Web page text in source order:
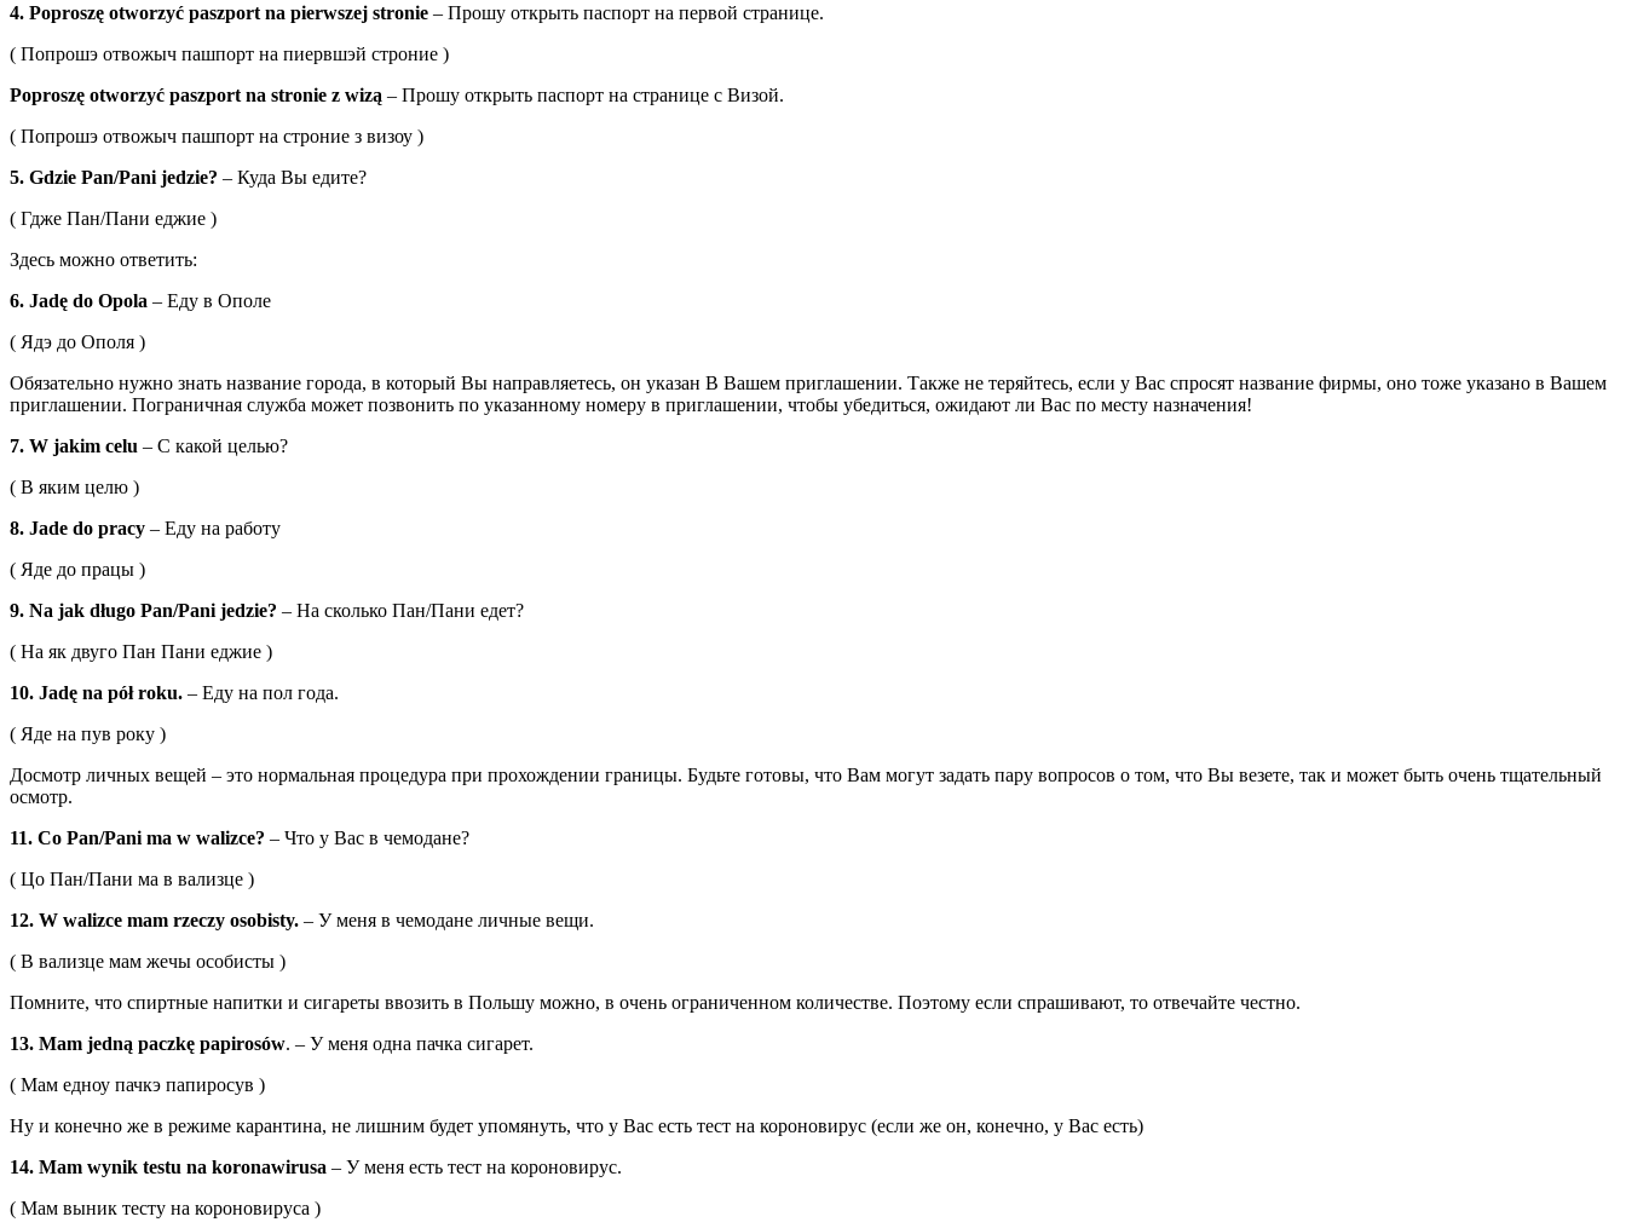
4. Poproszę otworzyć paszport na pierwszej stronie – Прошу открыть паспорт на первой странице.
( Попрошэ отвожыч пашпорт на пиервшэй строние )
Poproszę otworzyć paszport na stronie z wizą – Прошу открыть паспорт на странице с Визой.
( Попрошэ отвожыч пашпорт на строние з визоу )
5. Gdzie Pan/Pani jedzie? – Куда Вы едите?
( Гдже Пан/Пани еджие )
Здесь можно ответить:
6. Jadę do Opola – Еду в Ополе
( Ядэ до Ополя )
Обязательно нужно знать название города, в который Вы направляетесь, он указан В Вашем приглашении. Также не теряйтесь, если у Вас спросят название фирмы, оно тоже указано в Вашем
приглашении. Пограничная служба может позвонить по указанному номеру в приглашении, чтобы убедиться, ожидают ли Вас по месту назначения!
7. W jakim celu – С какой целью?
( В яким целю )
8. Jade do pracy – Еду на работу
( Яде до працы )
9. Na jak długo Pan/Pani jedzie? – На сколько Пан/Пани едет?
( На як двуго Пан Пани еджие )
10. Jadę na pół roku. – Еду на пол года.
( Яде на пув року )
Досмотр личных вещей – это нормальная процедура при прохождении границы. Будьте готовы, что Вам могут задать пару вопросов о том, что Вы везете, так и может быть очень тщательный
осмотр.
11. Co Pan/Pani ma w walizce? – Что у Вас в чемодане?
( Цо Пан/Пани ма в вализце )
12. W walizce mam rzeczy osobisty. – У меня в чемодане личные вещи.
( В вализце мам жечы особисты )
Помните, что спиртные напитки и сигареты ввозить в Польшу можно, в очень ограниченном количестве. Поэтому если спрашивают, то отвечайте честно.
13. Mam jedną paczkę papirosów. – У меня одна пачка сигарет.
( Мам едноу пачкэ папиросув )
Ну и конечно же в режиме карантина, не лишним будет упомянуть, что у Вас есть тест на короновирус (если же он, конечно, у Вас есть)
14. Mam wynik testu na koronawirusa – У меня есть тест на короновирус.
( Мам выник тесту на короновируса )